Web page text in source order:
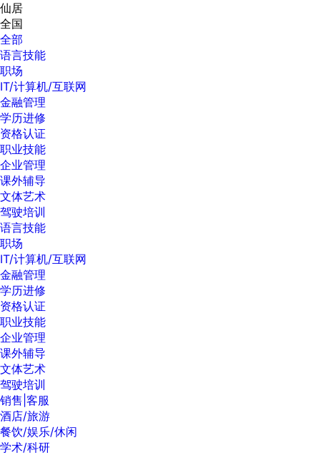
仙居
全国
全部
语言技能
职场
IT/计算机/互联网
金融管理
学历进修
资格认证
职业技能
企业管理
课外辅导
文体艺术
驾驶培训
语言技能
职场
IT/计算机/互联网
金融管理
学历进修
资格认证
职业技能
企业管理
课外辅导
文体艺术
驾驶培训
销售|客服
酒店/旅游
餐饮/娱乐/休闲
学术/科研